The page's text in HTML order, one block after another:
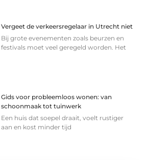
Vergeet de verkeersregelaar in Utrecht niet
Bij grote evenementen zoals beurzen en
festivals moet veel geregeld worden. Het
Gids voor probleemloos wonen: van
schoonmaak tot tuinwerk
Een huis dat soepel draait, voelt rustiger
aan en kost minder tijd